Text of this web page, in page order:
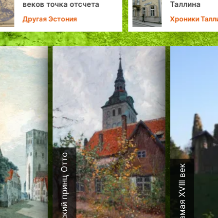
веков точка отсчета
Другая Эстония
Таллина
Хроники
Датский принц Отто Каламая XVIII век